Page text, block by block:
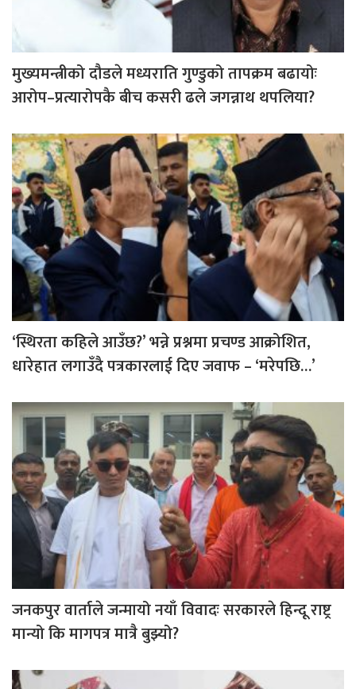
मुख्यमन्त्रीको दौडले मध्यराति गुण्डुको तापक्रम बढायोः
आरोप–प्रत्यारोपकै बीच कसरी ढले जगन्नाथ थपलिया?
‘स्थिरता कहिले आउँछ?’ भन्ने प्रश्नमा प्रचण्ड आक्रोशित,
धारेहात लगाउँदै पत्रकारलाई दिए जवाफ – ‘मरेपछि…’
जनकपुर वार्ताले जन्मायो नयाँ विवादः सरकारले हिन्दू राष्ट्र
मान्यो कि मागपत्र मात्रै बुझ्यो?